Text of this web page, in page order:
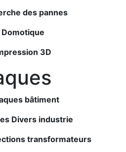
des pannes
Domotique
3D
bâtiment
Divers industrie
transformateurs